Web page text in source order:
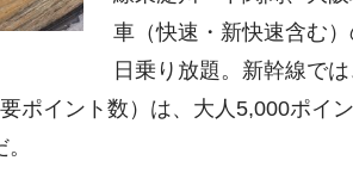
車（快速・新快速含む
日乗り放題。新幹線で
ポイント数）は、大人5,000ポイ